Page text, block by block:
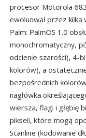
procesor Motorola
ewoluował przez
Palm: PalmOS 1.0
monochromatyczny,
odcienie szarości), 4-
kolorów), a
bezpośrednich
nagłówka
wiersza, flagi i głębię
pikseli, które mogą
Scanline (kodowanie